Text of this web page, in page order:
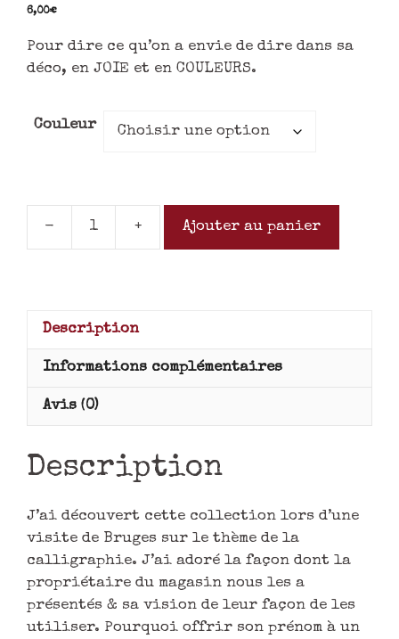
6,00€
Pour dire ce qu’on a envie de dire dans sa
déco, en JOIE et en COULEURS.
Couleur
- + Ajouter au panier
Description
Informations complémentaires
Avis (0)
Description
J’ai découvert cette collection lors d’une
visite de Bruges sur le thème de la
calligraphie. J’ai adoré la façon dont la
propriétaire du magasin nous les a
présentés & sa vision de leur façon de les
utiliser. Pourquoi offrir son prénom à un